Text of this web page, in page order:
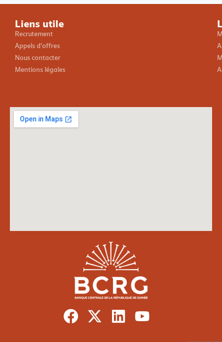
Liens utile
Recrutement
Appels d'offres
Nous contacter
Mentions légales